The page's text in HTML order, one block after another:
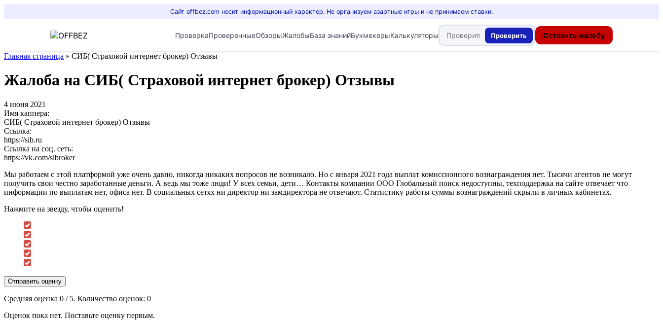
Сайт offbez.com носит информационный характер. Не организуем азартные игры и не принимаем ставки.
ПроверкаПроверенныеОбзорыЖалобыБаза знанийБукмекерыКалькуляторы Проверить Оставить жалобу
Главная страница » СИБ( Страховой интернет брокер) Отзывы
Жалоба на СИБ( Страховой интернет брокер) Отзывы
4 июня 2021
Имя каппера:
СИБ( Страховой интернет брокер) Отзывы
Ссылка:
https://sib.ru
Ссылка на соц. сеть:
https://vk.com/sibroker
Мы работаем с этой платформой уже очень давно, никогда никаких вопросов не возникало. Но с января 2021 года выплат комиссионного вознаграждения нет. Тысячи агентов не могут
получить свои честно заработанные деньги. А ведь мы тоже люди! У всех семьи, дети… Контакты компании ООО Глобальный поиск недоступны, техподдержка на сайте отвечает что
информации по выплатам нет, офиса нет. В социальных сетях ни директор ни замдиректора не отвечают. Статистику работы суммы вознаграждений скрыли в личных кабинетах.
Нажмите на звезду, чтобы оценить!
Отправить оценку
Средняя оценка 0 / 5. Количество оценок: 0
Оценок пока нет. Поставьте оценку первым.